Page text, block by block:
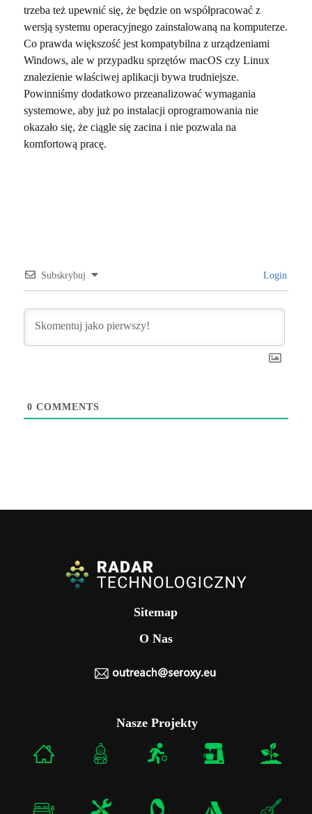
trzeba też upewnić się, że będzie on współpracować z
wersją systemu operacyjnego zainstalowaną na komputerze.
Co prawda większość jest kompatybilna z urządzeniami
Windows, ale w przypadku sprzętów macOS czy Linux
znalezienie właściwej aplikacji bywa trudniejsze.
Powinniśmy dodatkowo przeanalizować wymagania
systemowe, aby już po instalacji oprogramowania nie
okazało się, że ciągle się zacina i nie pozwala na
komfortową pracę.
Subskrybuj Login
0 COMMENTS
Sitemap
O Nas
Nasze Projekty